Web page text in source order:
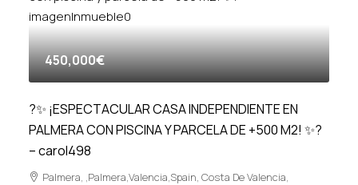
450,000€
?✨ ¡ESPECTACULAR CASA INDEPENDIENTE EN
PALMERA CON PISCINA Y PARCELA DE +500 M2! ✨?
– carol498
Palmera, ,Palmera,Valencia,Spain, Costa De Valencia,